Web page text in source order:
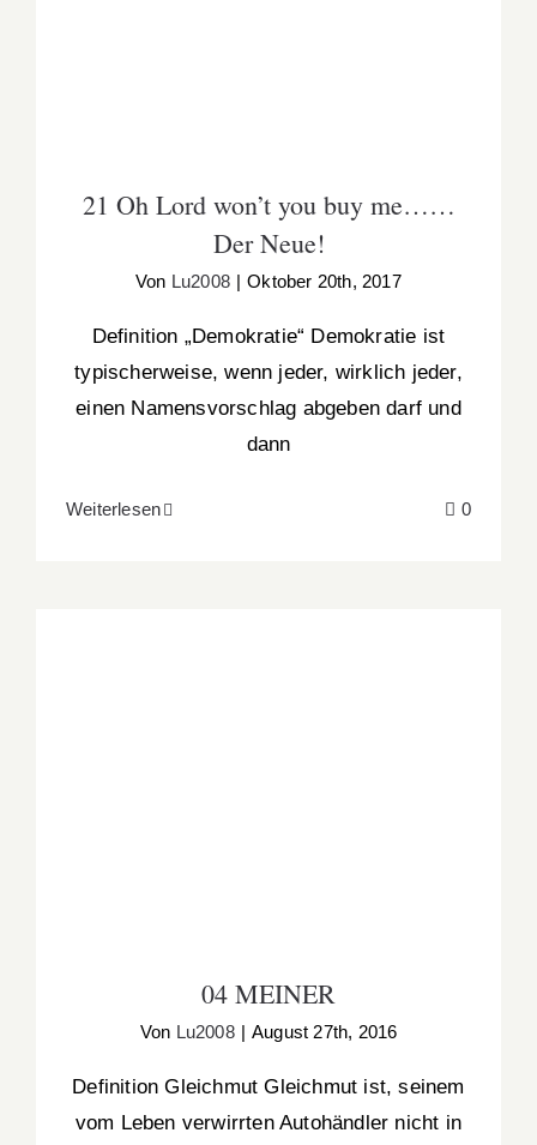
21 Oh Lord won’t you buy me……
Der Neue!
Von Lu2008 | Oktober 20th, 2017
Definition „Demokratie“ Demokratie ist
typischerweise, wenn jeder, wirklich jeder,
einen Namensvorschlag abgeben darf und
dann
Weiterlesen 0
04 MEINER
Von Lu2008 | August 27th, 2016
Definition Gleichmut Gleichmut ist, seinem
vom Leben verwirrten Autohändler nicht in